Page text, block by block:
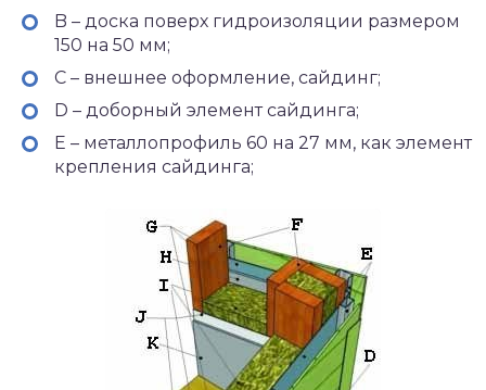
B – доска поверх гидроизоляции размером
150 на 50 мм;
C – внешнее оформление, сайдинг;
D – доборный элемент сайдинга;
E – металлопрофиль 60 на 27 мм, как элемент
крепления сайдинга;